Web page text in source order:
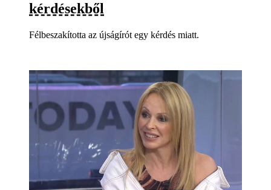
kérdésekből
Félbeszakította az újságírót egy kérdés miatt.